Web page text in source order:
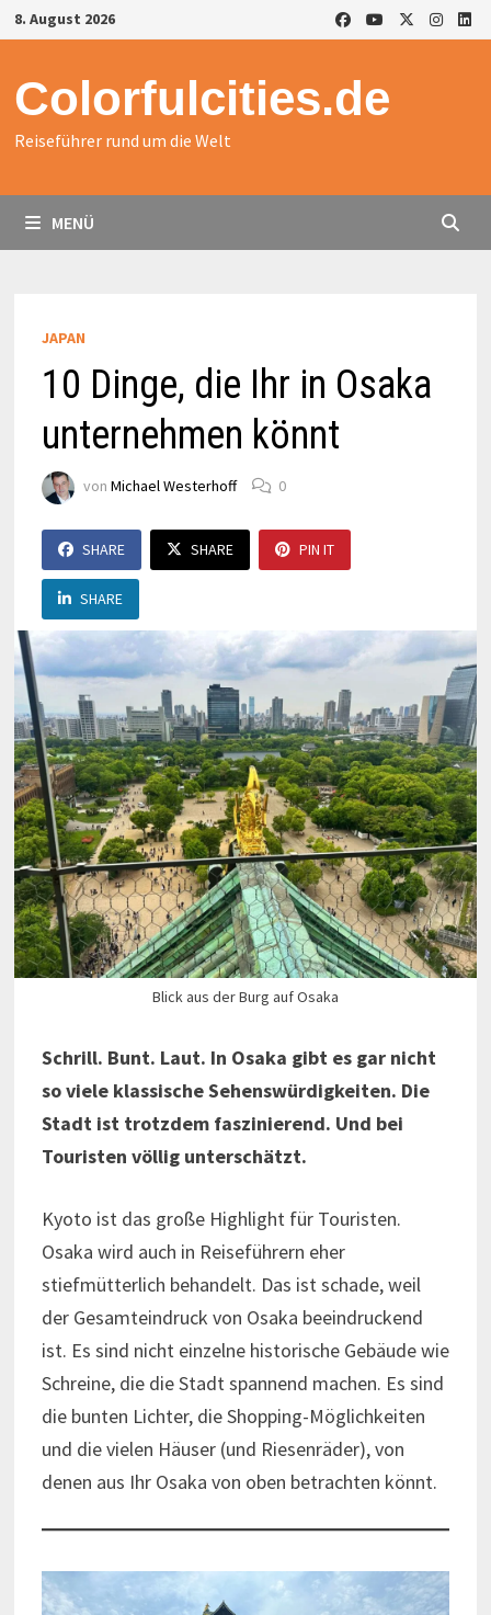
Zurück
zum
8. August 2026
Colorfulcities.de
Reiseführer rund um die Welt
MENÜ
JAPAN
10 Dinge, die Ihr in Osaka
unternehmen könnt
von Michael Westerhoff 0
SHARE SHARE PIN IT
SHARE
Blick aus der Burg auf Osaka
Schrill. Bunt. Laut. In Osaka gibt es gar nicht
so viele klassische Sehenswürdigkeiten. Die
Stadt ist trotzdem faszinierend. Und bei
Touristen völlig unterschätzt.
Kyoto ist das große Highlight für Touristen.
Osaka wird auch in Reiseführern eher
stiefmütterlich behandelt. Das ist schade, weil
der Gesamteindruck von Osaka beeindruckend
ist. Es sind nicht einzelne historische Gebäude wie
Schreine, die die Stadt spannend machen. Es sind
die bunten Lichter, die Shopping-Möglichkeiten
und die vielen Häuser (und Riesenräder), von
denen aus Ihr Osaka von oben betrachten könnt.